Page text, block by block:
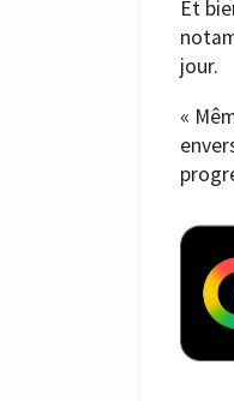
Et
jour.
«